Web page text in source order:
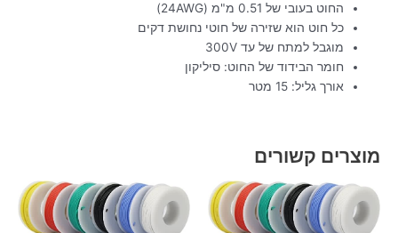
החוט בעובי של 0.51 מ"מ (24AWG)
כל חוט הוא שזירה של חוטי נחושת דקים
מוגבל למתח של עד 300V
חומר הבידוד של החוט: סיליקון
אורך גליל: 15 מטר
מוצרים קשורים